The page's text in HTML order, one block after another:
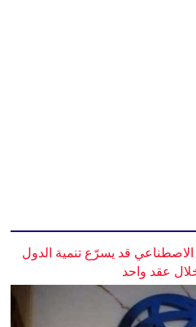
الاصطناعي قد يسرّع تنمية الدول
خلال عقد واحد